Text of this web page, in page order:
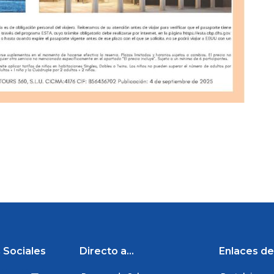
Sociales Directo a... Enlaces